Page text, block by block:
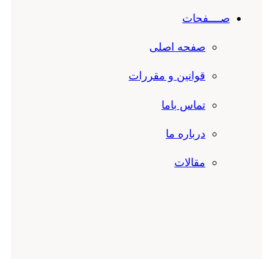
صــــفحات
صفحه اصلی
قوانین و مقررات
تماس باما
درباره ما
مقالات